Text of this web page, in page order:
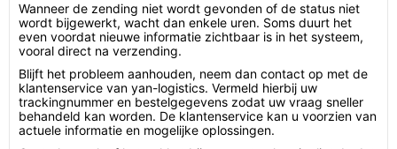
Wanneer de zending niet wordt gevonden of de status niet
wordt bijgewerkt, wacht dan enkele uren. Soms duurt het
even voordat nieuwe informatie zichtbaar is in het systeem,
vooral direct na verzending.
Blijft het probleem aanhouden, neem dan contact op met de
klantenservice van yan-logistics. Vermeld hierbij uw
trackingnummer en bestelgegevens zodat uw vraag sneller
behandeld kan worden. De klantenservice kan u voorzien van
actuele informatie en mogelijke oplossingen.